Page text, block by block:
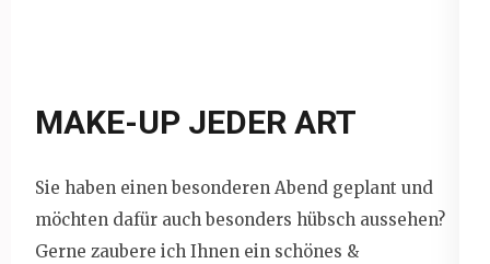
MAKE-UP JEDER ART
Sie haben einen besonderen Abend geplant und
möchten dafür auch besonders hübsch aussehen?
Gerne zaubere ich Ihnen ein schönes &